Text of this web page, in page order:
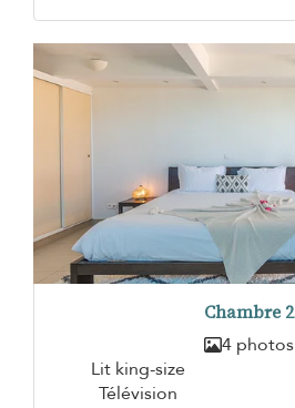
Chambre 2
4 photos
Lit king-size
Télévision